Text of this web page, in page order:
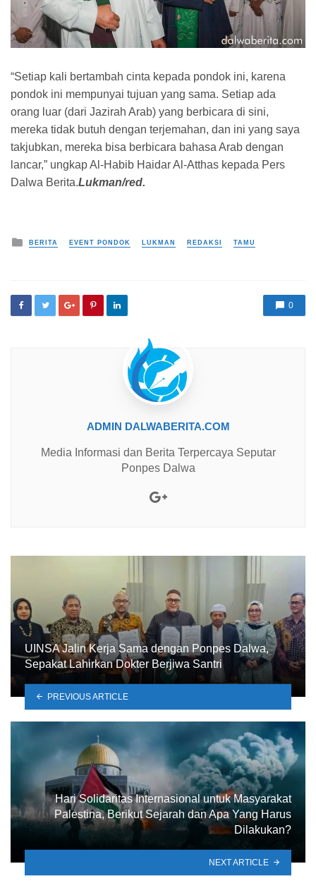
“Setiap kali bertambah cinta kepada pondok ini, karena
pondok ini mempunyai tujuan yang sama. Setiap ada
orang luar (dari Jazirah Arab) yang berbicara di sini,
mereka tidak butuh dengan terjemahan, dan ini yang saya
takjubkan, mereka bisa berbicara bahasa Arab dengan
lancar,” ungkap Al-Habib Haidar Al-Atthas kepada Pers
Dalwa Berita.Lukman/red.
Posted in
BERITA EVENT PONDOK LUKMAN REDAKSI TAMU
0
ADMIN DALWABERITA.COM
Media Informasi dan Berita Terpercaya Seputar
Ponpes Dalwa
Google+
UINSA Jalin Kerja Sama dengan Ponpes Dalwa,
Sepakat Lahirkan Dokter Berjiwa Santri
PREVIOUS ARTICLE
Hari Solidaritas Internasional untuk Masyarakat
Palestina, Berikut Sejarah dan Apa Yang Harus
Dilakukan?
NEXT ARTICLE